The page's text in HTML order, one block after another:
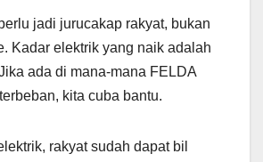
jadi jurucakap rakyat, bukan
Kadar elektrik yang naik adalah
ada di mana-mana FELDA
kita cuba bantu.
rakyat sudah dapat bil